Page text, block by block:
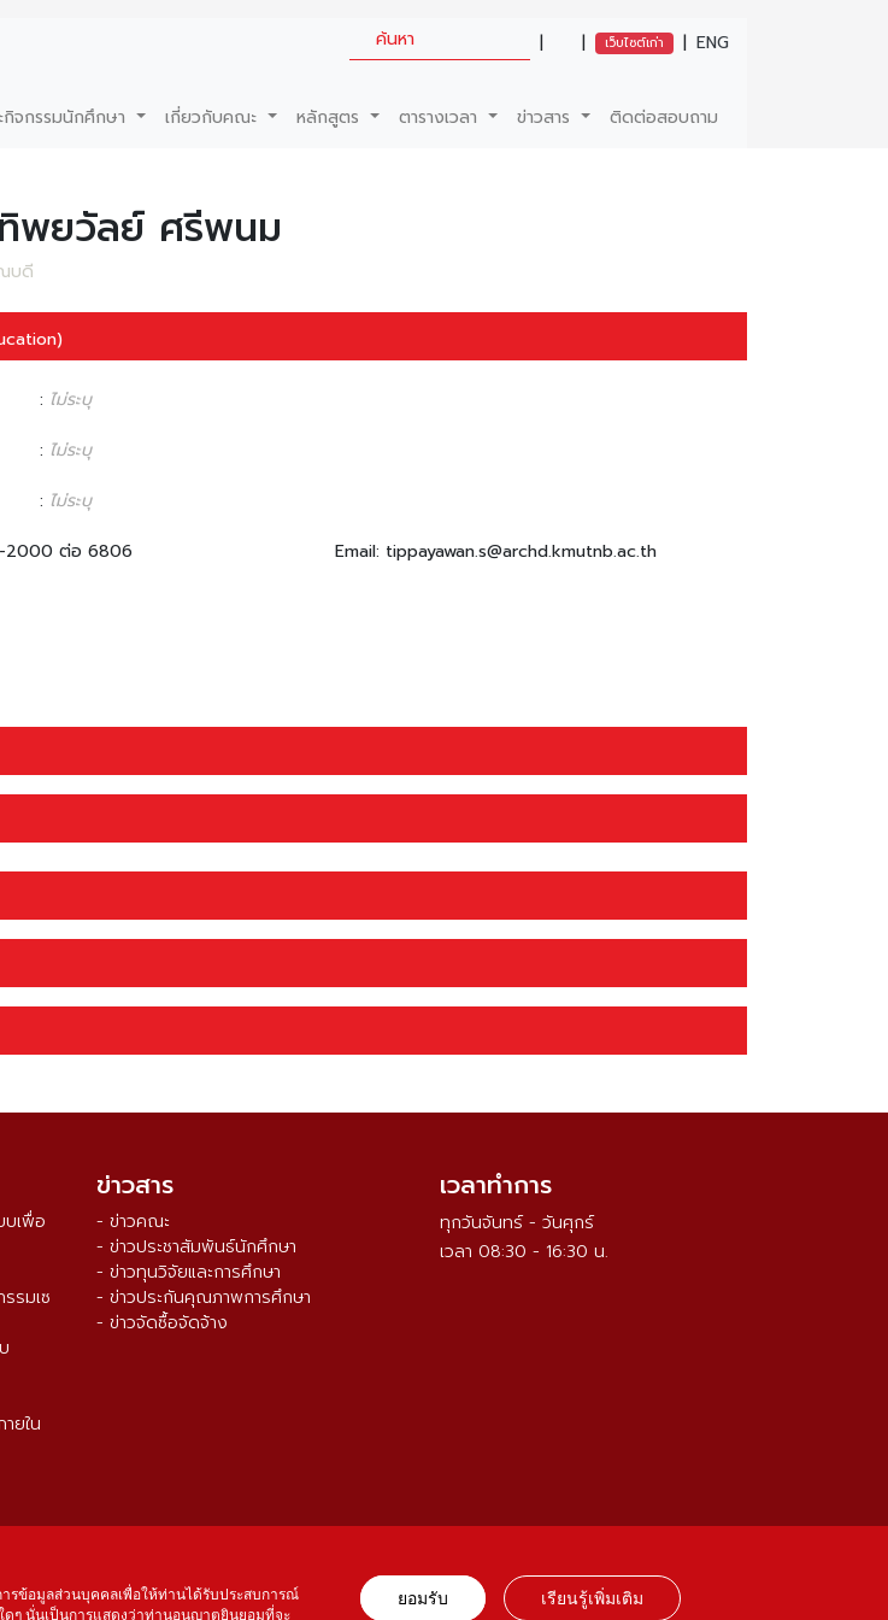
| | เว็บไซต์เก่า | ENG
จกรรมนักศึกษา เกี่ยวกับคณะ หลักสูตร ตารางเวลา ข่าวสาร ติดต่อสอบถาม
พยวัลย์ ศรีพนม
บดี
: ไม่ระบุ
: ไม่ระบุ
: ไม่ระบุ
2000 ต่อ 6806
Email: tippayawan.s@archd.kmutnb.ac.th
บเพื่อ
รมเซ
ยใน
ข่าวสาร
- ข่าวคณะ
- ข่าวประชาสัมพันธ์นักศึกษา
- ข่าวทุนวิจัยและการศึกษา
- ข่าวประกันคุณภาพการศึกษา
- ข่าวจัดซื้อจัดจ้าง
เวลาทำการ
ทุกวันจันทร์ - วันศุกร์
เวลา 08:30 - 16:30 น.
รข้อมูลส่วนบุคคลเพื่อให้ท่านได้รับประสบการณ์
ดๆ นั่นเป็นการแสดงว่าท่านอนุญาตยินยอมที่จะ
ยอมรับ เรียนรู้เพิ่มเติม